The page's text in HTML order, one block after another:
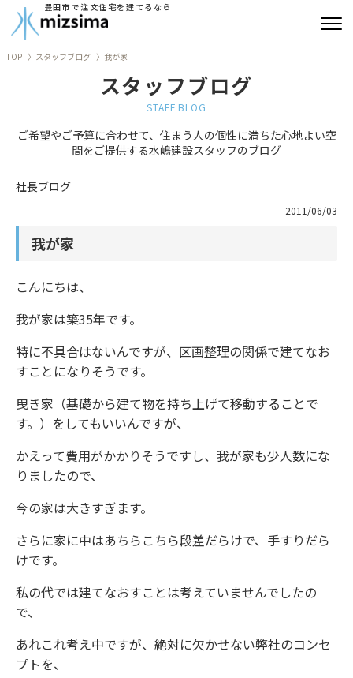
豊田市で注文住宅を建てるなら
リフォーム
古民家再生
ニュース
イベント情報
TOP スタッフブログ 我が家
スタッフブログ
STAFF BLOG
ご希望やご予算に合わせて、住まう人の個性に満ちた心地よい空
間をご提供する水嶋建設スタッフのブログ
社長ブログ
2011/06/03
我が家
こんにちは、
我が家は築35年です。
特に不具合はないんですが、区画整理の関係で建てなお
すことになりそうです。
曳き家（基礎から建て物を持ち上げて移動することで
す。）をしてもいいんですが、
かえって費用がかかりそうですし、我が家も少人数にな
りましたので、
今の家は大きすぎます。
さらに家に中はあちらこちら段差だらけで、手すりだら
けです。
私の代では建てなおすことは考えていませんでしたの
で、
あれこれ考え中ですが、絶対に欠かせない弊社のコンセ
プトを、